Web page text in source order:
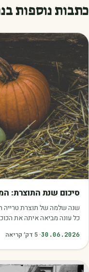
כתבות נוספות
סיכום שנת התוצרת:
שנה שלמה של תוצרת טרייה
כל עונה מביאה איתה את
30.06.2026
·
5 דק׳ קריאה